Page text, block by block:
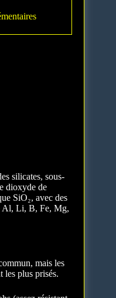
silicates, sous-
dioxyde de
SiO₂, avec des
Al, Li, B, Fe, Mg,
mais les
les plus prisés.